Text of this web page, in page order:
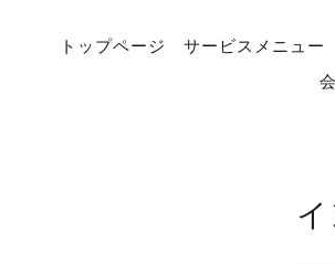
トップページ サービスメニュー